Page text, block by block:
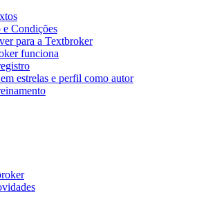
e Condições
para a Textbroker
funciona
estrelas e perfil como autor